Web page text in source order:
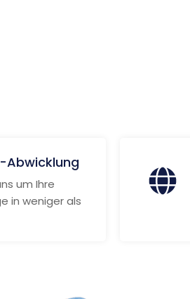
Abwicklung
um Ihre
in weniger als